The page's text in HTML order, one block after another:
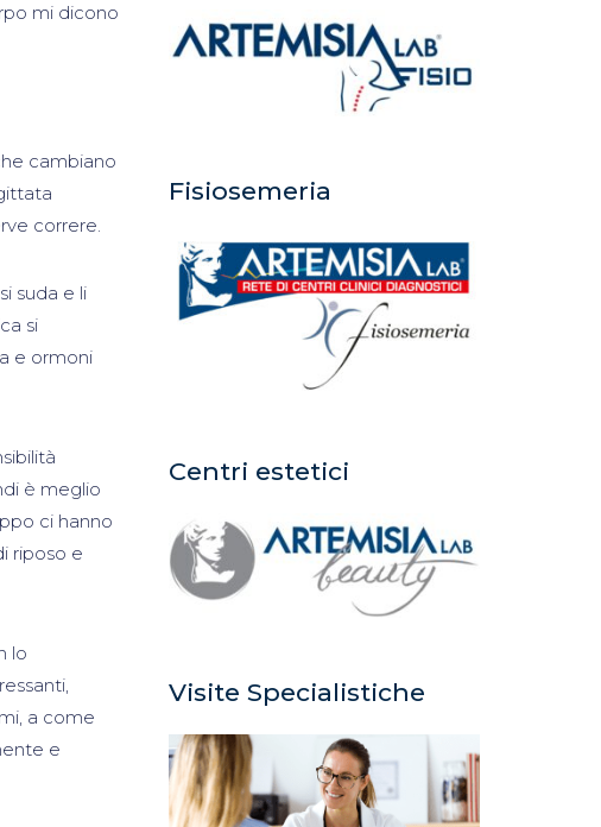
mi dicono
cambiano
correre.
suda e li
si
e ormoni
è meglio
ci hanno
riposo e
lo
a come
e
Fisiosemeria
Centri estetici
Visite Specialistiche